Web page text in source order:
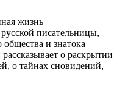
писательницы,
и знатока
о раскрытии
о тайнах сновидений,